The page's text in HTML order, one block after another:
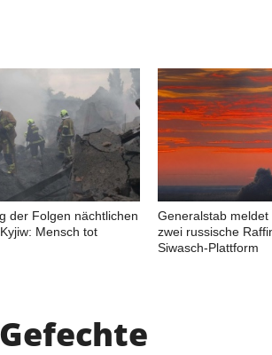
der Folgen nächtlichen
Mensch tot
Generalstab meldet
zwei russische
Siwasch-Plattform